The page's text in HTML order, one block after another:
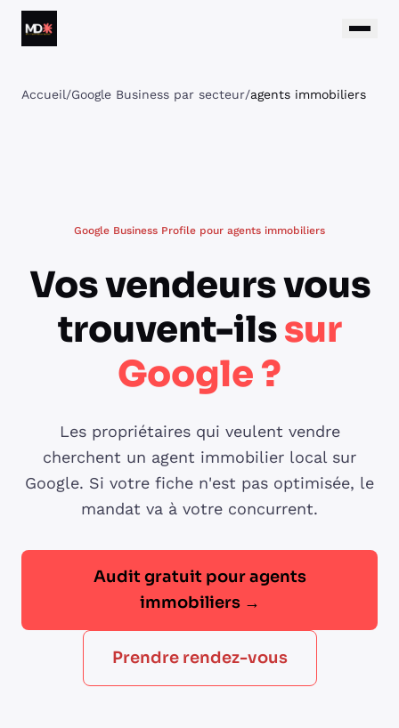
Aller au contenu
Matthieu Daumain
Accueil/Google Business par secteur/agents immobiliers
Google Business Profile pour agents immobiliers
Vos vendeurs vous
trouvent-ilssur
Google ?
Les propriétaires qui veulent vendre
cherchent un agent immobilier local sur
Google. Si votre fiche n'est pas optimisée, le
mandat va à votre concurrent.
Audit gratuit pour agents
immobiliers →
Prendre rendez-vous